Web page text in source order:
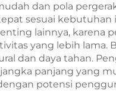
dan pola
sesuai kebutuhan
lainnya, karena
yang lebih lama.
dan daya tahan.
panjang yang
potensi